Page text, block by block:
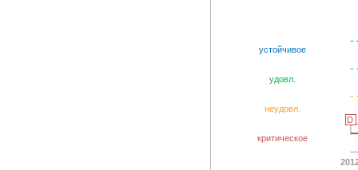
устойчивое
удовл.
неудовл.
критическое
D
D